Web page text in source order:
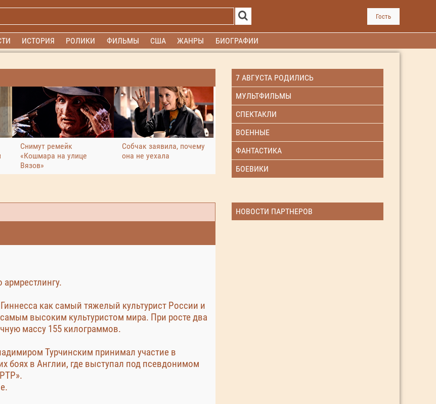
Гость
ИСТОРИЯ РОЛИКИ ФИЛЬМЫ США ЖАНРЫ БИОГРАФИИ
Снимут ремейк
«Кошмара на улице
Вязов»
Собчак заявила, почему
она не уехала
7 АВГУСТА РОДИЛИСЬ
МУЛЬТФИЛЬМЫ
СПЕКТАКЛИ
ВОЕННЫЕ
ФАНТАСТИКА
БОЕВИКИ
как самый тяжелый культурист России и
высоким культуристом мира. При росте два
массу 155 килограммов.
Турчинским принимал участие в
боях в Англии, где выступал под псевдонимом
НОВОСТИ ПАРТНЕРОВ